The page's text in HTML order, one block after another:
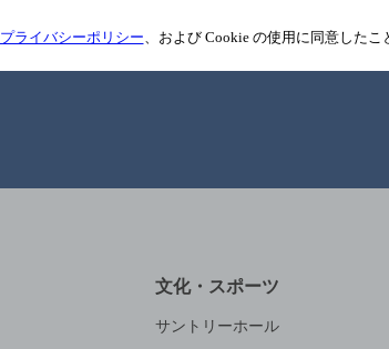
金麦スタイル会員登録
文化・スポーツ
サントリーホール
プライバシーポリシー、および Cookie の使用に同意したこ